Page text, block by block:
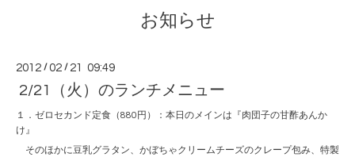
お知らせ
2012 /02 / 21 09:49
2/21（火）のランチメニュー
１．ゼロセカンド定食（880円）：本日のメインは『肉団子の甘酢あんか
け』
そのほかに豆乳グラタン、かぼちゃクリームチーズのクレープ包み、特製